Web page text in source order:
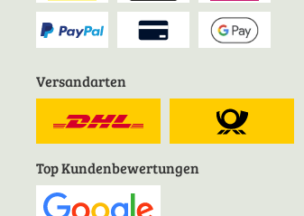
Versandarten
Top Kundenbewertungen